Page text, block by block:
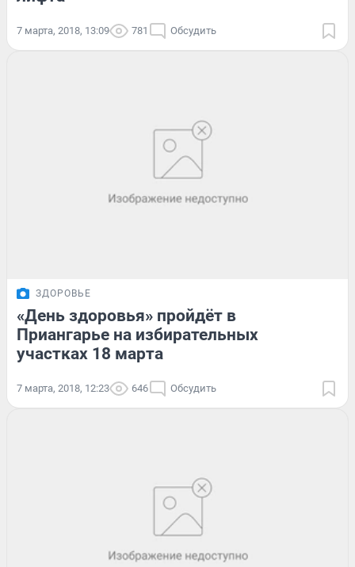
7 марта, 2018, 13:09 781 Обсудить
ЗДОРОВЬЕ
«День здоровья» пройдёт в
Приангарье на избирательных
участках 18 марта
7 марта, 2018, 12:23 646 Обсудить